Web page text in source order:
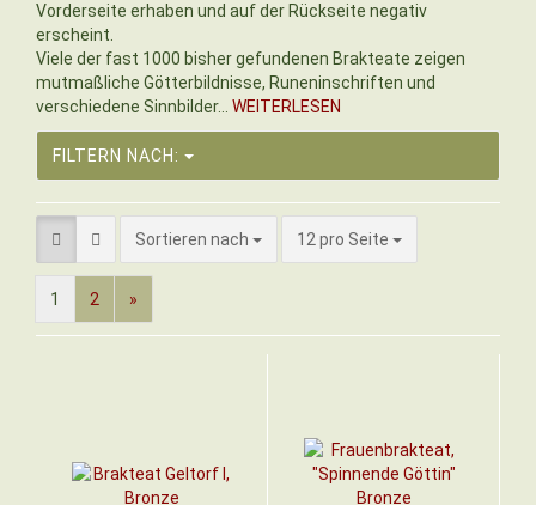
Vorderseite erhaben und auf der Rückseite negativ
erscheint.
Viele der fast 1000 bisher gefundenen Brakteate zeigen
mutmaßliche Götterbildnisse, Runeninschriften und
verschiedene Sinnbilder... WEITERLESEN
FILTERN NACH:
Sortieren nach
Sortieren nach 12 pro Seite
pro Seite
1 2 »